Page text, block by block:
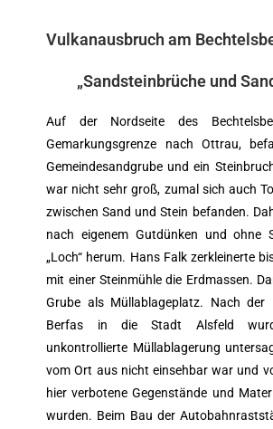
Vulkanausbruch am
„Sandsteinbrüche und
Auf der Nordseite des
Gemarkungsgrenze nach Ottrau,
Gemeindesandgrube und ein
war nicht sehr groß, zumal sich auch
zwischen Sand und Stein befanden.
nach eigenem Gutdünken und ohne
„Loch“ herum. Hans Falk zerkleinerte
mit einer Steinmühle die Erdmassen.
Grube als Müllablageplatz. Nach der
Berfas in die Stadt Alsfeld
unkontrollierte Müllablagerung
vom Ort aus nicht einsehbar war und
hier verbotene Gegenstände und
wurden. Beim Bau der